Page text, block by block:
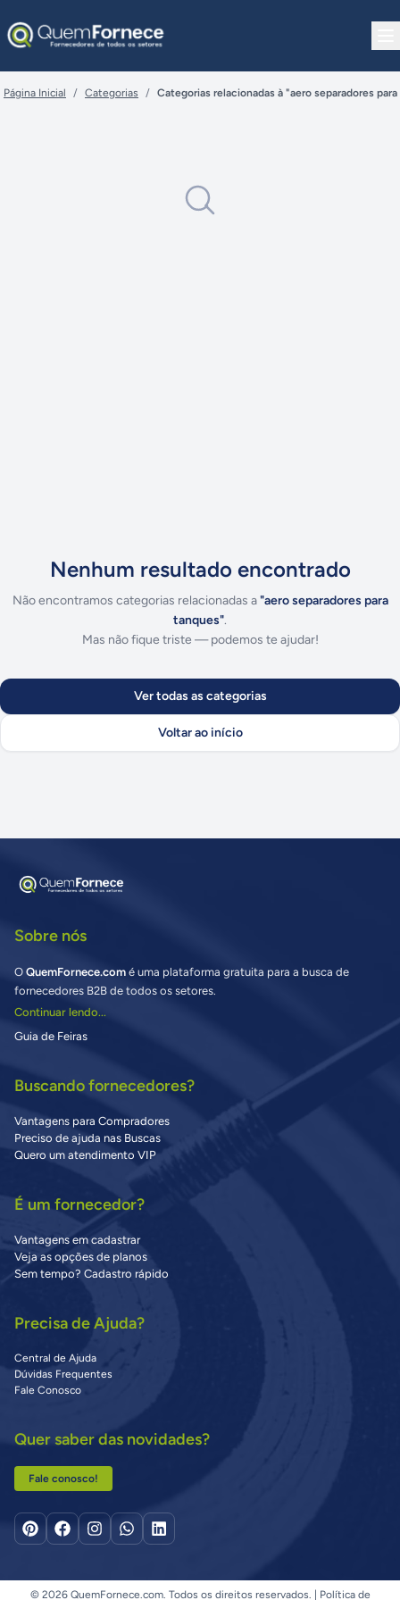
Página Inicial / Categorias / Categorias relacionadas à "aero separadores
Nenhum resultado encontrado
Não encontramos categorias relacionadas a"aero separadores para
tanques".
Mas não fique triste — podemos te ajudar!
Ver todas as categorias
Voltar ao início
Sobre nós
O QuemFornece.com é uma plataforma gratuita para a busca de
fornecedores B2B de todos os setores.
Continuar lendo...
Guia de Feiras
Buscando fornecedores?
Vantagens para Compradores
Preciso de ajuda nas Buscas
Quero um atendimento VIP
É um fornecedor?
Vantagens em cadastrar
Veja as opções de planos
Sem tempo? Cadastro rápido
Precisa de Ajuda?
Central de Ajuda
Dúvidas Frequentes
Fale Conosco
Quer saber das novidades?
Fale conosco!
© 2026 QuemFornece.com. Todos os direitos reservados. | Política de